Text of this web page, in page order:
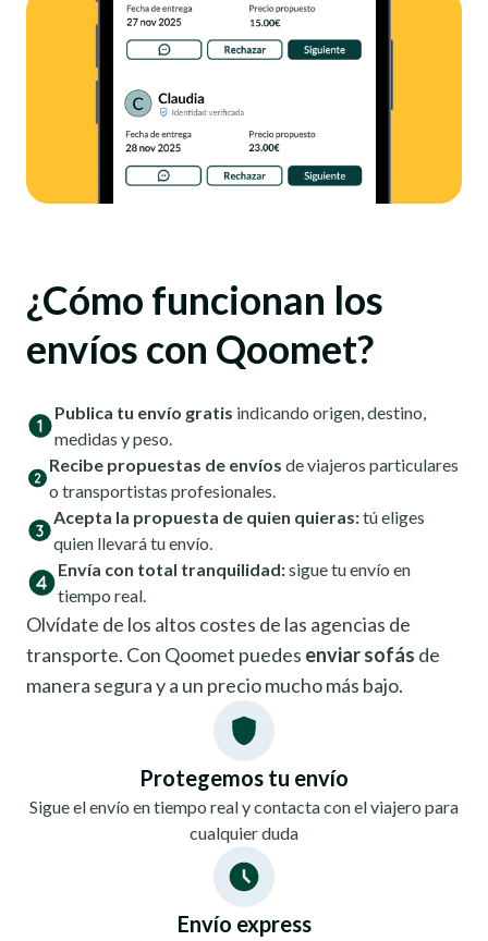
¿Cómo funcionan los
envíos con Qoomet?
Publica tu envío gratis indicando origen, destino,
medidas y peso.
Recibe propuestas de envíos de viajeros particulares
o transportistas profesionales.
Acepta la propuesta de quien quieras:tú eliges
quien llevará tu envío.
Envía con total tranquilidad:sigue tu envío en
tiempo real.
Olvídate de los altos costes de las agencias de
transporte. Con Qoomet puedes enviar sofás de
manera segura y a un precio mucho más bajo.
Protegemos tu envío
Sigue el envío en tiempo real y contacta con el viajero para
cualquier duda
Envío express